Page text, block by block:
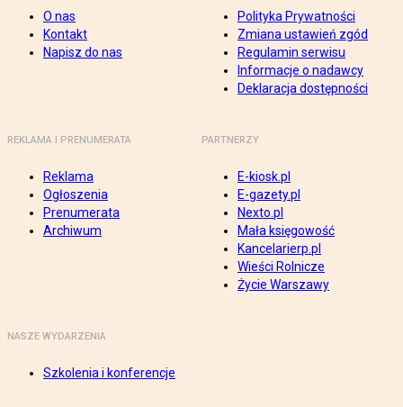
O nas
Kontakt
Napisz do nas
Polityka Prywatności
Zmiana ustawień zgód
Regulamin serwisu
Informacje o nadawcy
Deklaracja dostępności
REKLAMA I PRENUMERATA
Reklama
Ogłoszenia
Prenumerata
Archiwum
PARTNERZY
E-kiosk.pl
E-gazety.pl
Nexto.pl
Mała księgowość
Kancelarierp.pl
Wieści Rolnicze
Życie Warszawy
NASZE WYDARZENIA
Szkolenia i konferencje